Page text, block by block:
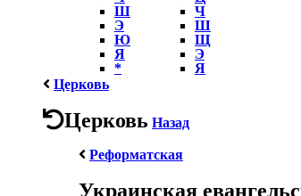
Ш
Э
Ю
Я
*
Ч
Ш
Щ
Э
Я
Церковь
Церковь Назад
Реформатская
Украинская